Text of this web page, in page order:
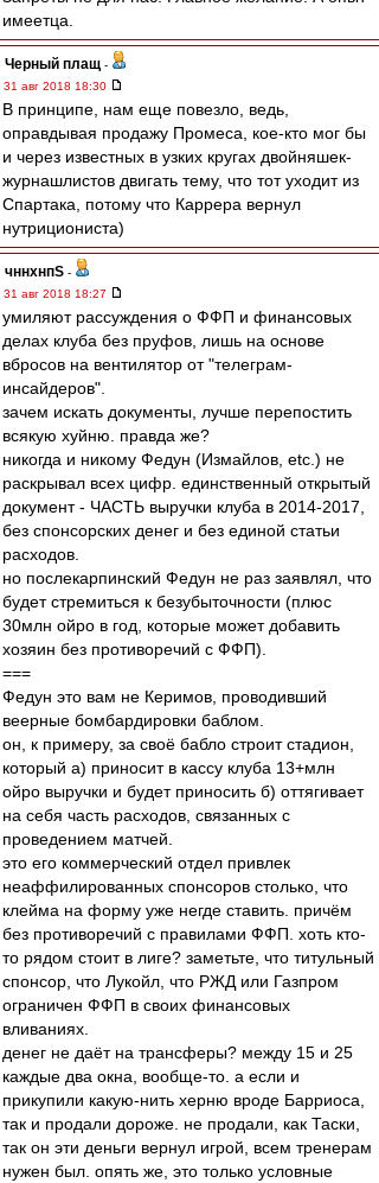
имеетца.
Черный плащ -
31 авг 2018 18:30
В принципе, нам еще повезло, ведь,
оправдывая продажу Промеса, кое-кто мог бы
и через известных в узких кругах двойняшек-
журнашлистов двигать тему, что тот уходит из
Спартака, потому что Каррера вернул
нутрициониста)
чннхнпS -
31 авг 2018 18:27
умиляют рассуждения о ФФП и финансовых
делах клуба без пруфов, лишь на основе
вбросов на вентилятор от "телеграм-
инсайдеров".
зачем искать документы, лучше перепостить
всякую хуйню. правда же?
никогда и никому Федун (Измайлов, etc.) не
раскрывал всех цифр. единственный открытый
документ - ЧАСТЬ выручки клуба в 2014-2017,
без спонсорских денег и без единой статьи
расходов.
но послекарпинский Федун не раз заявлял, что
будет стремиться к безубыточности (плюс
30млн ойро в год, которые может добавить
хозяин без противоречий с ФФП).
===
Федун это вам не Керимов, проводивший
веерные бомбардировки баблом.
он, к примеру, за своё бабло строит стадион,
который а) приносит в кассу клуба 13+млн
ойро выручки и будет приносить б) оттягивает
на себя часть расходов, связанных с
проведением матчей.
это его коммерческий отдел привлек
неаффилированных спонсоров столько, что
клейма на форму уже негде ставить. причём
без противоречий с правилами ФФП. хоть кто-
то рядом стоит в лиге? заметьте, что титульный
спонсор, что Лукойл, что РЖД или Газпром
ограничен ФФП в своих финансовых
вливаниях.
денег не даёт на трансферы? между 15 и 25
каждые два окна, вообще-то. а если и
прикупили какую-нить херню вроде Барриоса,
так и продали дороже. не продали, как Таски,
так он эти деньги вернул игрой, всем тренерам
нужен был. опять же, это только условные